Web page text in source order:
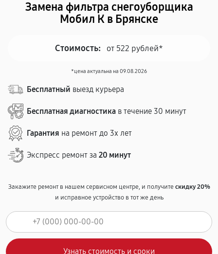
Замена фильтра снегоуборщика
Мобил К в Брянске
Стоимость: от 522 рублей*
*цена актуальна на 09.08.2026
Бесплатный выезд курьера
Бесплатная диагностика в течение 30 минут
Гарантия на ремонт до 3х лет
Экспресс ремонт за 20 минут
Закажите ремонт в нашем сервисном центре, и получитескидку 20%
и исправное устройство в тот же день